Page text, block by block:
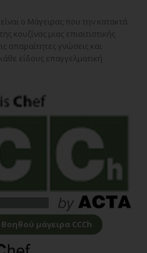
είναι ο Μάγειρας που την κατακτά
κουζίνας μιας επισιτιστικής
απαραίτητες γνώσεις και
είδους επαγγελματική
μάγειρα CCCh